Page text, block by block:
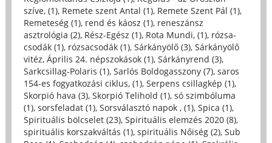
szíve, (1), Remete szent Antal (1), Remete Szent Pál (1),
Remeteség (1), rend és káosz (1), reneszánsz
asztrológia (2), Rész-Egész (1), Rota Mundi, (1), rózsa-
csodák (1), rózsacsodák (1), Sárkányölő (3), Sárkányölő
vitéz, Április 24. népszokások (1), Sárkányrend (3),
Sarkcsillag-Polaris (1), Sarlós Boldogasszony (7), saros
154-es fogyatkozási ciklus, (1), Serpens csillagkép (1),
Skorpió hava (3), Skorpió Telihold (1), só szimbóluma
(1), sorsfeladat (1), Sorsválasztó napok , (1), Spica (1),
Spirituális bölcselet (23), Spirituális elemzés 2020 (8),
spirituális korszakváltás (1), spirituális Nőiség (2), Sub